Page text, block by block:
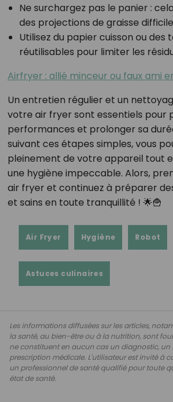
Ne surchargez pas le panier :
des projections de graisse
Utilisez du papier cuisson ou des
réutilisables pour limiter les
Airfryer : allié minceur ou faux ami
Un entretien régulier et un
votre air fryer sont essentiels pour
performances et prolonger sa
suivant ces étapes simples, vous
pleinement de votre appareil tout
une hygiène impeccable. Alors,
air fryer et continuez à préparer
et sains en toute tranquillité ! 🌟🍟
Air Fryer Hygiène Robot
Astuces culinaires
Les informations diffusées sur les articles,
la santé, au bien-être ou à la nutrition, sont
ne constituent en aucun cas un diagnostic,
prescription médicale. L'utilisateur est invité à
un professionnel de santé qualifié pour toute
état de santé.